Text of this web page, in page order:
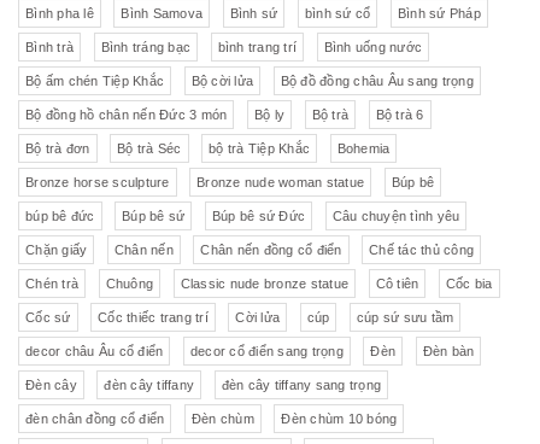
Bình pha lê Bình Samova Bình sứ bình sứ cổ Bình sứ Pháp
Bình trà Bình tráng bạc bình trang trí Bình uống nước
Bộ ấm chén Tiệp Khắc Bộ cời lửa Bộ đồ đồng châu Âu sang trọng
Bộ đồng hồ chân nến Đức 3 món Bộ ly Bộ trà Bộ trà 6
Bộ trà đơn Bộ trà Séc bộ trà Tiệp Khắc Bohemia
Bronze horse sculpture Bronze nude woman statue Búp bê
búp bê đức Búp bê sứ Búp bê sứ Đức Câu chuyện tình yêu
Chặn giấy Chân nến Chân nến đồng cổ điển Chế tác thủ công
Chén trà Chuông Classic nude bronze statue Cô tiên Cốc bia
Cốc sứ Cốc thiếc trang trí Cời lửa cúp cúp sứ sưu tầm
decor châu Âu cổ điển decor cổ điển sang trọng Đèn Đèn bàn
Đèn cây đèn cây tiffany đèn cây tiffany sang trọng
đèn chân đồng cổ điển Đèn chùm Đèn chùm 10 bóng